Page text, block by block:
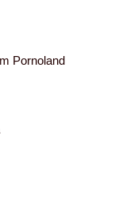
Pornoland